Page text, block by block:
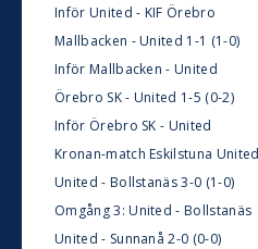
Inför United - KIF Örebro
Mallbacken - United 1-1 (1-0)
Inför Mallbacken - United
Örebro SK - United 1-5 (0-2)
Inför Örebro SK - United
Kronan-match Eskilstuna
United - Bollstanäs 3-0 (1-0)
Omgång 3: United - Bollstanäs
United - Sunnanå 2-0 (0-0)